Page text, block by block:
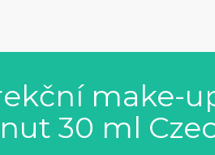
make-
30 ml